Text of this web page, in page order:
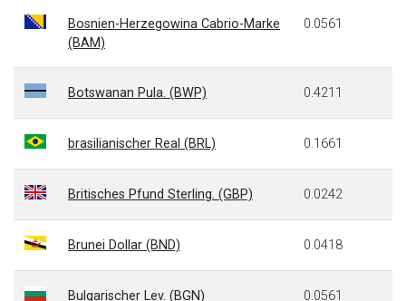
Bosnien-Herzegowina Cabrio-Marke
(BAM)
0.0561
Botswanan Pula. (BWP) 0.4211
brasilianischer Real (BRL) 0.1661
Britisches Pfund Sterling. (GBP) 0.0242
Brunei Dollar (BND) 0.0418
Bulgarischer Lev. (BGN) 0.0561